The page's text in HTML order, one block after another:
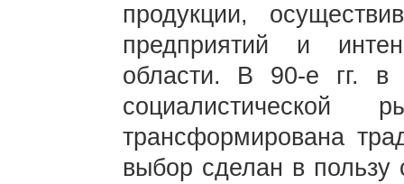
продукции,
предприятий и
области. В 90-е гг. в
социалистической
трансформирована
выбор сделан в пользу